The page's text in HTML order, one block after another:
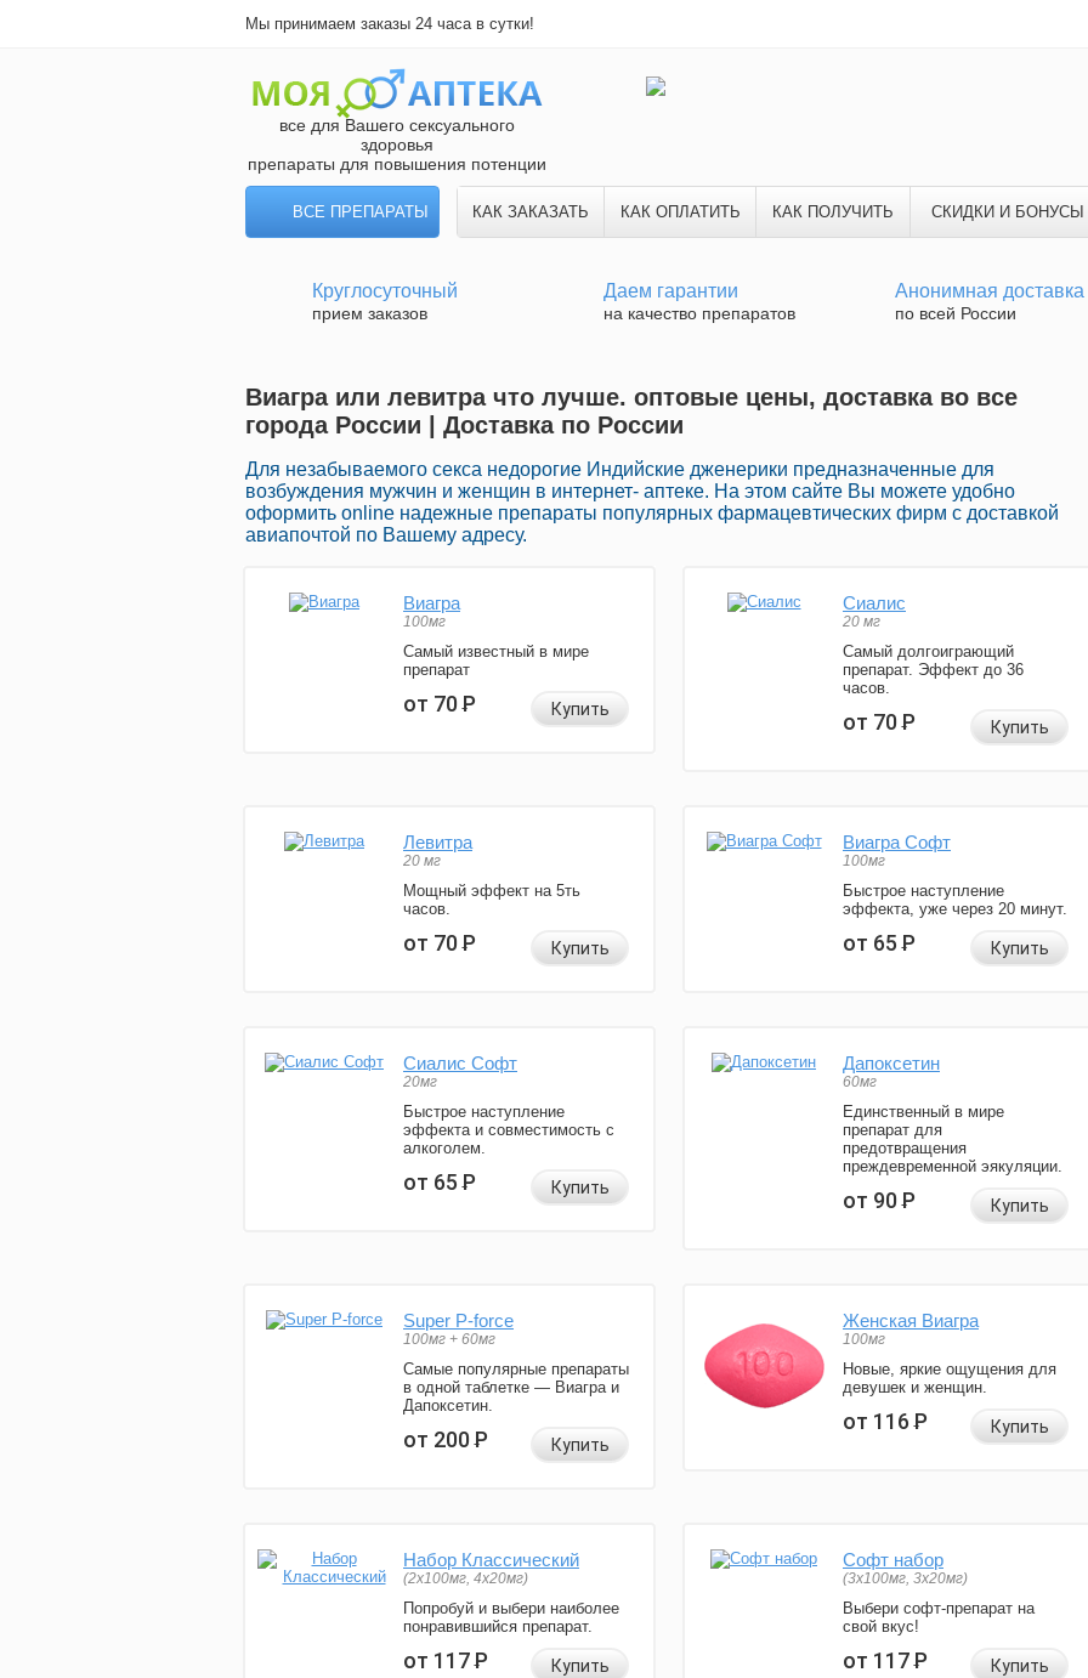
Мы принимаем заказы 24 часа в сутки!
все для Вашего сексуального
здоровья
препараты для повышения потенции
ВСЕ ПРЕПАРАТЫ КАК ЗАКАЗАТЬ КАК ОПЛАТИТЬ КАК ПОЛУЧИТЬ СКИДКИ И БОНУСЫ
Круглосуточный
прием заказов
Даем гарантии
на качество препаратов
Анонимная доставка
по всей России
Виагра или левитра что лучше. оптовые цены, доставка во все
города России | Доставка по России
Для незабываемого секса недорогие Индийские дженерики предназначенные для
возбуждения мужчин и женщин в интернет- аптеке. На этом сайте Вы можете удобно
оформить online надежные препараты популярных фармацевтических фирм с доставкой
авиапочтой по Вашему адресу.
Виагра
100мг
Самый известный в мире
препарат
от 70Р Купить
Сиалис
20 мг
Самый долгоиграющий
препарат. Эффект до 36
часов.
от 70Р Купить
Левитра
20 мг
Мощный эффект на 5ть
часов.
от 70Р Купить
Виагра Софт
100мг
Быстрое наступление
эффекта, уже через 20 минут.
от 65Р Купить
Сиалис Софт
20мг
Быстрое наступление
эффекта и совместимость с
алкоголем.
от 65Р Купить
Дапоксетин
60мг
Единственный в мире
препарат для
предотвращения
преждевременной эякуляции.
от 90Р Купить
Super P-force
100мг + 60мг
Самые популярные препараты
в одной таблетке — Виагра и
Дапоксетин.
от 200Р Купить
Женская Виагра
100мг
Новые, яркие ощущения для
девушек и женщин.
от 116Р Купить
Набор Классический
(2x100мг, 4x20мг)
Попробуй и выбери наиболее
понравившийся препарат.
от 117Р Купить
Софт набор
(3x100мг, 3x20мг)
Выбери софт-препарат на
свой вкус!
от 117Р Купить